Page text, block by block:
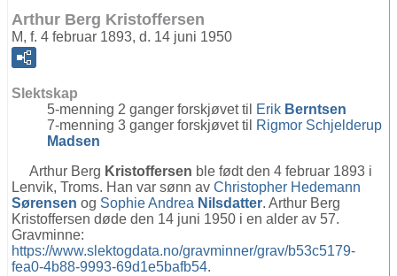
Arthur Berg Kristoffersen
M, f. 4 februar 1893, d. 14 juni 1950
Slektskap
5-menning 2 ganger forskjøvet til
Erik Berntsen
7-menning 3 ganger forskjøvet til
Rigmor Schjelderup
Madsen
Arthur Berg Kristoffersen ble født den 4 februar 1893 i
Lenvik, Troms. Han var sønn av Christopher Hedemann
Sørensen og Sophie Andrea Nilsdatter. Arthur Berg
Kristoffersen døde den 14 juni 1950 i en alder av 57.
Gravminne:
https://www.slektogdata.no/gravminner/grav/b53c5179-
fea0-4b88-9993-69d1e5bafb54.